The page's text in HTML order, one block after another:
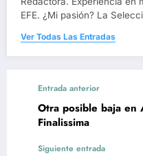
EFE. ¿Mi pasión? La
Ver Todas Las Entradas
Entrada anterior
Otra posible baja en
Finalissima
Siguiente entrada